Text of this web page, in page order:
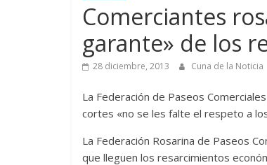
Comerciantes
garante» de los
28 diciembre, 2013 Cuna de la Noticia
La Federación de Paseos
cortes «no se les falte el respeto a
La Federación Rosarina de Paseos
que lleguen los resarcimientos